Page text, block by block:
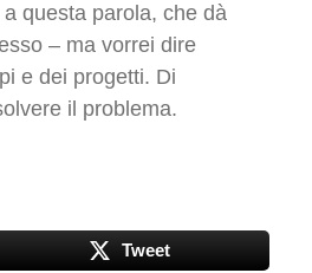
questa parola, che dà
– ma vorrei dire
e dei progetti. Di
il problema.
Tweet